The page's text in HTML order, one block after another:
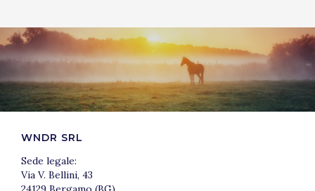
WNDR SRL
Sede legale:
Via V. Bellini, 43